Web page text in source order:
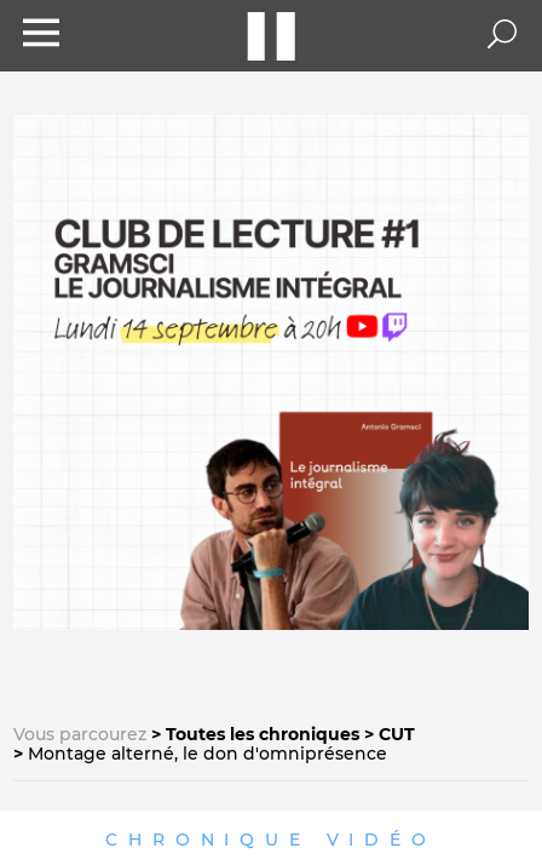
Vous parcourez Toutes les chroniques
CUT
Montage alterné, le don d'omniprésence
CHRONIQUE VIDÉO